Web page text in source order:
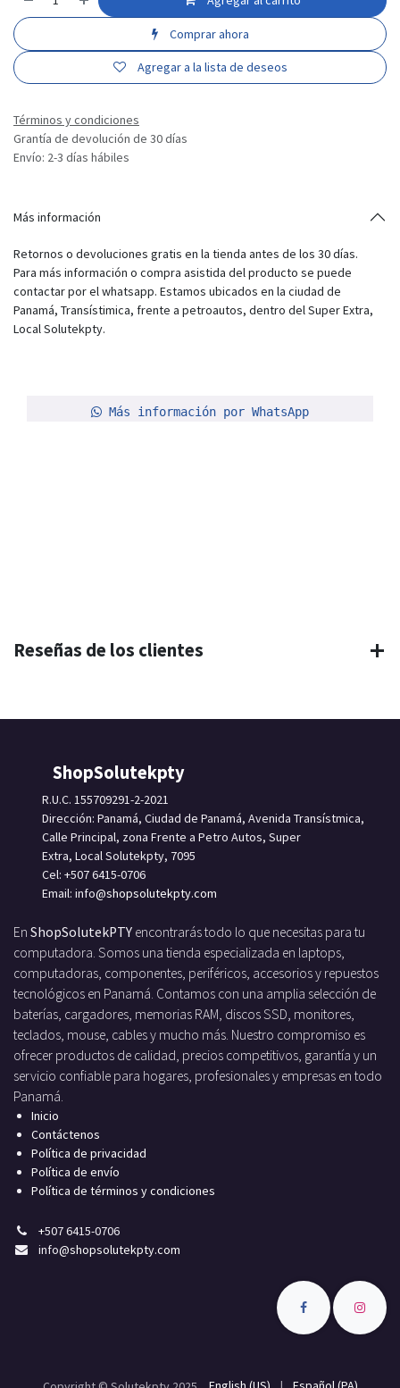
Comprar ahora
Agregar a la lista de deseos
Términos y condiciones
Grantía de devolución de 30 días
Envío: 2-3 días hábiles
Más información
Retornos o devoluciones gratis en la tienda antes de los 30 días.
Para más información o compra asistida del producto se puede
contactar por el whatsapp. Estamos ubicados en la ciudad de
Panamá, Transístimica, frente a petroautos, dentro del Super Extra,
Local Solutekpty.
Más información por WhatsApp
Reseñas de los clientes
ShopSolutekpty
R.U.C. 155709291-2-2021
Dirección: Panamá, Ciudad de Panamá, Avenida Transístmica,
Calle Principal, zona Frente a Petro Autos, Super
Extra, Local Solutekpty, 7095
Cel: +507 6415-0706
Email: info@shopsolutekpty.com
En ShopSolutekPTY encontrarás todo lo que necesitas para tu
computadora. Somos una tienda especializada en laptops,
computadoras, componentes, periféricos, accesorios y repuestos
tecnológicos en Panamá. Contamos con una amplia selección de
baterías, cargadores, memorias RAM, discos SSD, monitores,
teclados, mouse, cables y mucho más. Nuestro compromiso es
ofrecer productos de calidad, precios competitivos, garantía y un
servicio confiable para hogares, profesionales y empresas en todo
Panamá.
Inicio
Contáctenos
Política de privacidad
Política de envío
Política de términos y condiciones
+507 6415-0706
info@shopsolutekpty.com